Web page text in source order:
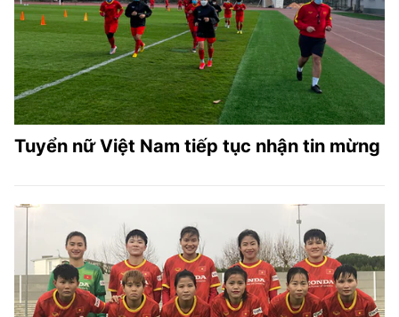
Tuyển nữ Việt Nam tiếp tục nhận tin mừng